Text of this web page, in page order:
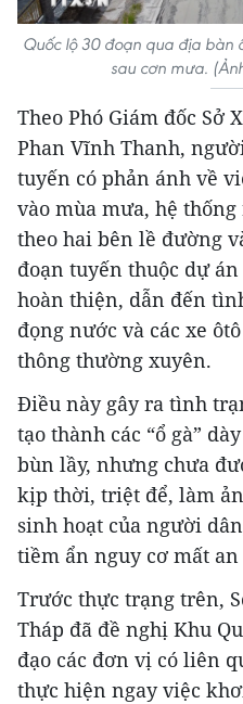
Quốc lộ 30 đoạn qua địa bàn
sau cơn mưa.
Theo Phó Giám đốc Sở
Phan Vĩnh Thanh,
tuyến có phản ánh về
vào mùa mưa, hệ
theo hai bên lề đường
đoạn tuyến thuộc dự
hoàn thiện, dẫn đến
đọng nước và các xe
thông thường xuyên.
Điều này gây ra tình
tạo thành các “ổ gà”
bùn lầy, nhưng chưa
kịp thời, triệt để, làm
sinh hoạt của người
tiềm ẩn nguy cơ mất
Trước thực trạng trên,
Tháp đã đề nghị Khu
đạo các đơn vị có liên
thực hiện ngay việc